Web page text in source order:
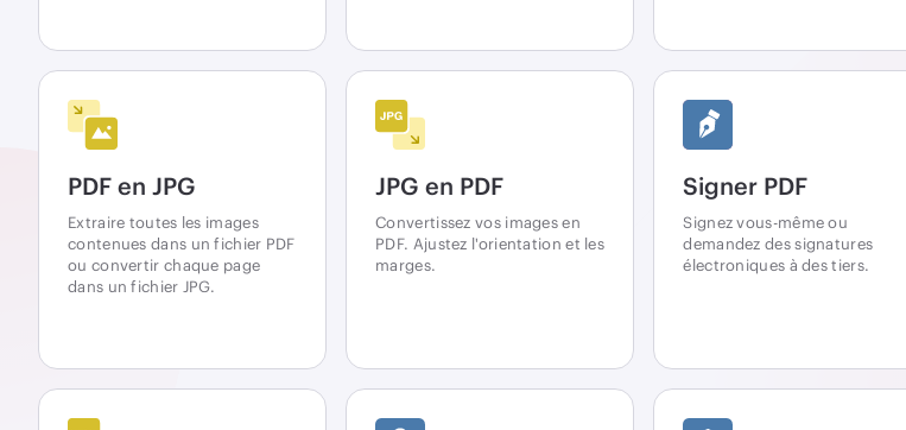
PDF en JPG
Extraire toutes les images
contenues dans un fichier PDF
ou convertir chaque page
dans un fichier JPG.
JPG en PDF
Convertissez vos images en
PDF. Ajustez l'orientation et les
marges.
Signer PDF
Signez vous-même ou
demandez des signatures
électroniques à des tiers.